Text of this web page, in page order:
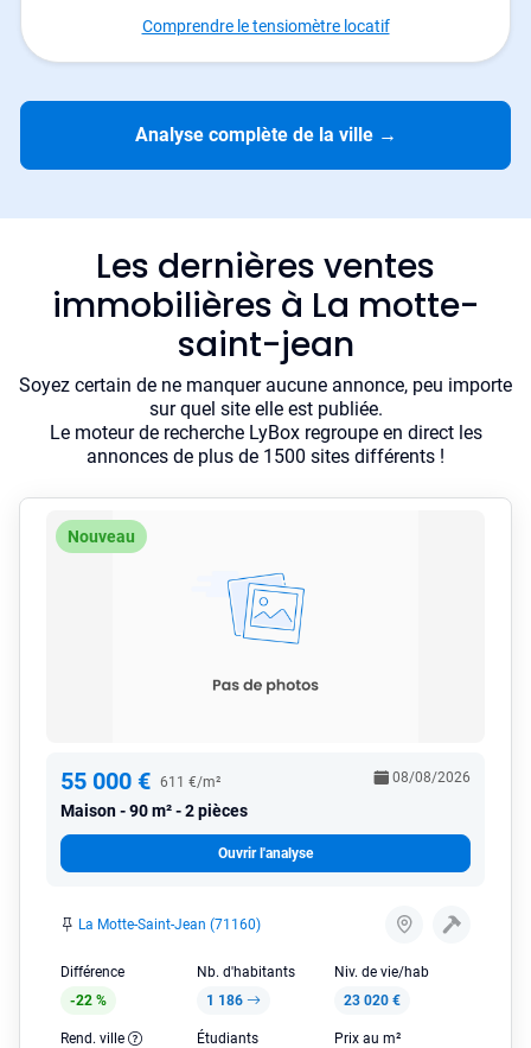
Comprendre le tensiomètre locatif
Analyse complète de la ville →
Les dernières ventes
immobilières à La motte-
saint-jean
Soyez certain de ne manquer aucune annonce, peu importe
sur quel site elle est publiée.
Le moteur de recherche LyBox regroupe en direct les
annonces de plus de 1500 sites différents !
Nouveau
55 000 € 611 €/m²
Maison 90 m² - 2 pièces
08/08/2026
Ouvrir l'analyse
La Motte-Saint-Jean (71160)
Différence
-22 %
Nb. d'habitants
1 186
Niv. de vie/hab
23 020 €
Rend. ville
Étudiants
Prix au m²